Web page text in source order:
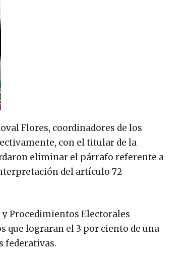
Flores, coordinadores de los
con el titular de la
eliminar el párrafo referente a
del artículo 72
y Procedimientos Electorales
que lograran el 3 por ciento de una
federativas.